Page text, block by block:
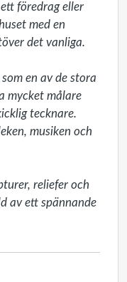
föredrag eller
med en
det vanliga.
en av de stora
mycket målare
tecknare.
musiken och
reliefer och
av ett spännande